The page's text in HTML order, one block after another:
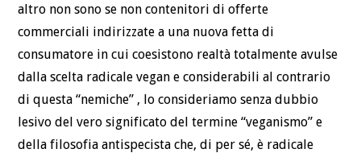
altro non sono se non contenitori di offerte
commerciali indirizzate a una nuova fetta di
consumatore in cui coesistono realtà totalmente avulse
dalla scelta radicale vegan e considerabili al contrario
di questa “nemiche” , lo consideriamo senza dubbio
lesivo del vero significato del termine “veganismo” e
della filosofia antispecista che, di per sé, è radicale